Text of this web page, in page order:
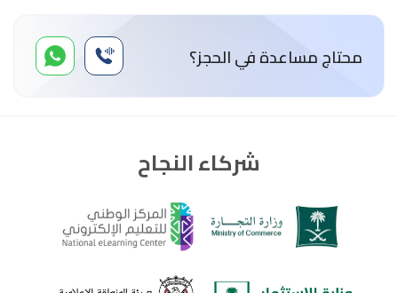
محتاج مساعدة في الحجز؟
شركاء النجاح